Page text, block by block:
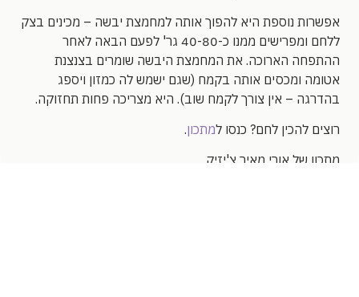
אפשרות נוספת היא להפוך אותה למחמצת יבשה – מכינים בצק
ללחם ומפרישים ממנו כ-40-80 גר' לפעם הבאה לאחר
ההתפחה הארוכה. את המחמצת היבשה שומרים בצנצנת
אטומה ומכסים אותה בקמח (שגם ישמש לה כמזון ויספג
בהדרגה – אין צורך לקמח שוב). היא מצריכה פחות תחזוקה.
רוצים להכין לחם? כנסו למתכון.
מתכון של אורי מאיר צ'יזיק